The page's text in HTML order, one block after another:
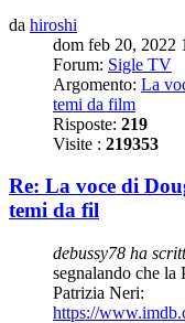
da hiroshi
dom feb 20, 2022
Forum: Sigle TV
Argomento: La
temi da film
Risposte: 219
Visite : 219353
Re: La voce di
temi da fil
debussy78 ha
segnalando che la
Patrizia Neri:
https://